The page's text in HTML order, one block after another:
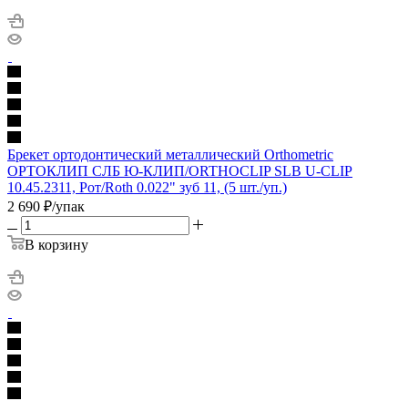
Брекет ортодонтический металлический Orthometric
ОРТОКЛИП СЛБ Ю-КЛИП/ORTHOCLIP SLB U-CLIP
10.45.2311, Рот/Roth 0.022" зуб 11, (5 шт./уп.)
2 690 ₽/упак
В корзину